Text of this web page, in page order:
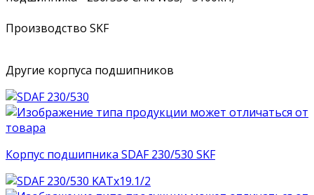
Производство SKF
Другие корпуса подшипников
Корпус подшипника SDAF 230/530 SKF